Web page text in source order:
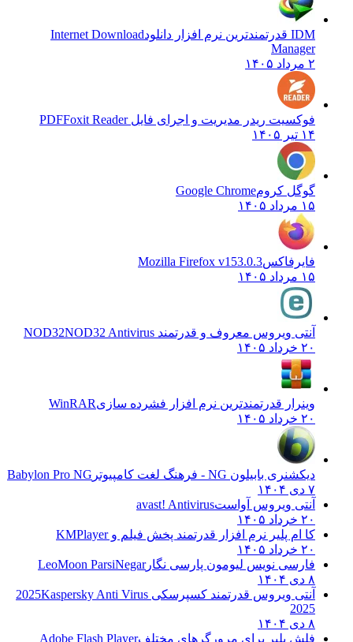
IDM قدرتمندترین نرم افزار دانلود
Internet Download
Manager
۲ مرداد ۱۴۰۵
فوکسیت ریدر مدیریت و اجرای فایل PDFFoxit Reader
۱۴ تیر ۱۴۰۵
گوگل کرومGoogle Chrome
۱۵ مرداد ۱۴۰۵
فایرفاکسMozilla Firefox v153.0.3
۱۵ مرداد ۱۴۰۵
آنتی ویروس معروف و قدرتمند NOD32 NOD32 Antivirus
۲۰ خرداد ۱۴۰۵
وینرار قدرتمندترین نرم افزار فشرده سازیWinRAR
۲۰ خرداد ۱۴۰۵
دیکشنری بابیلون NG - فرهنگ لغت کامپیوتر
Babylon Pro NG
۷ دی ۱۴۰۴
آنتی ویروس آواستavast! Antivirus
۲۰ خرداد ۱۴۰۵
کا ام پلیر نرم افزار قدرتمند پخش فیلم وKMPlayer
۲۰ خرداد ۱۴۰۵
فارسی نویس لیومون پارسی نگارLeoMoon ParsiNegar
۸ دی ۱۴۰۴
آنتی ویروس قدرتمند کسپرسکی 2025 Kaspersky Anti Virus
2025
۸ دی ۱۴۰۴
فلش پلیر برای مرورگرهای مختلفAdobe Flash Player